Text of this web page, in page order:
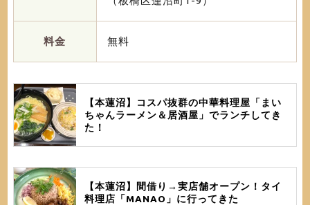
料金 無料
【本蓮沼】コスパ抜群の中華料理屋「まい
ちゃんラーメン＆居酒屋」でランチしてき
た！
【本蓮沼】間借り→実店舗オープン！タイ
料理店「MANAO」に行ってきた